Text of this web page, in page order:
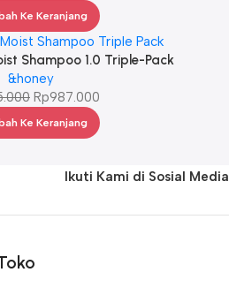
Ke Keranjang
Shampoo 1.0 Triple-Pack
&honey
Rp987.000
Ke Keranjang
Ikuti Kami di Sosial Media